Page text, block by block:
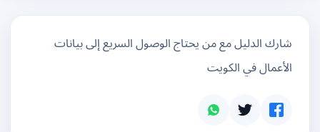
شارك الدليل مع من يحتاج الوصول السريع إلى بيانات
الأعمال في الكويت